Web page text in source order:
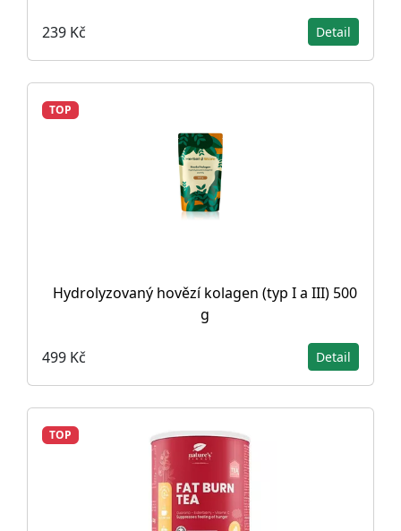
239 Kč Detail
TOP
Hydrolyzovaný hovězí kolagen (typ I a III) 500
g
499 Kč Detail
TOP